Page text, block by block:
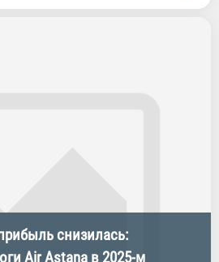
снизилась:
Air Astana в 2025-м